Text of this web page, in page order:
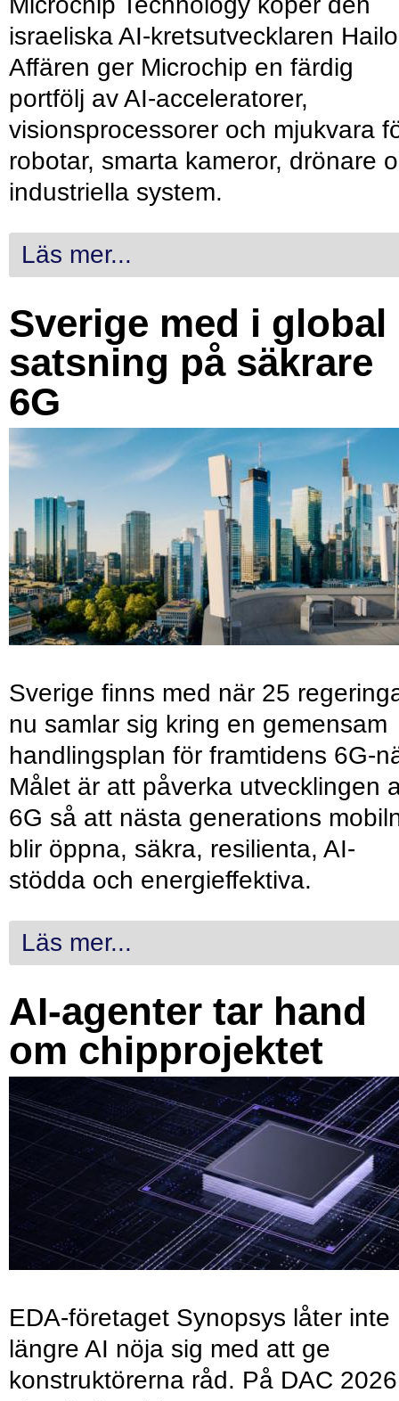
israeliska AI-kretsutvecklaren
Affären ger Microchip en färdig
portfölj av AI-acceleratorer,
visionsprocessorer och mjukvara
robotar, smarta kameror, drönare
industriella system.
Läs mer...
Sverige med i global
satsning på säkrare
6G
Sverige finns med när 25
nu samlar sig kring en gemensam
handlingsplan för framtidens 6G-
Målet är att påverka utvecklingen
6G så att nästa generations
blir öppna, säkra, resilienta, AI-
stödda och energieffektiva.
Läs mer...
AI-agenter tar hand
om chipprojektet
EDA-företaget Synopsys låter inte
längre AI nöja sig med att ge
konstruktörerna råd. På DAC 2026